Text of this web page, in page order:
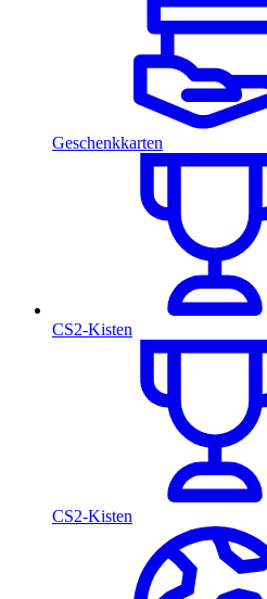
Geschenkkarten
CS2-Kisten
CS2-Kisten